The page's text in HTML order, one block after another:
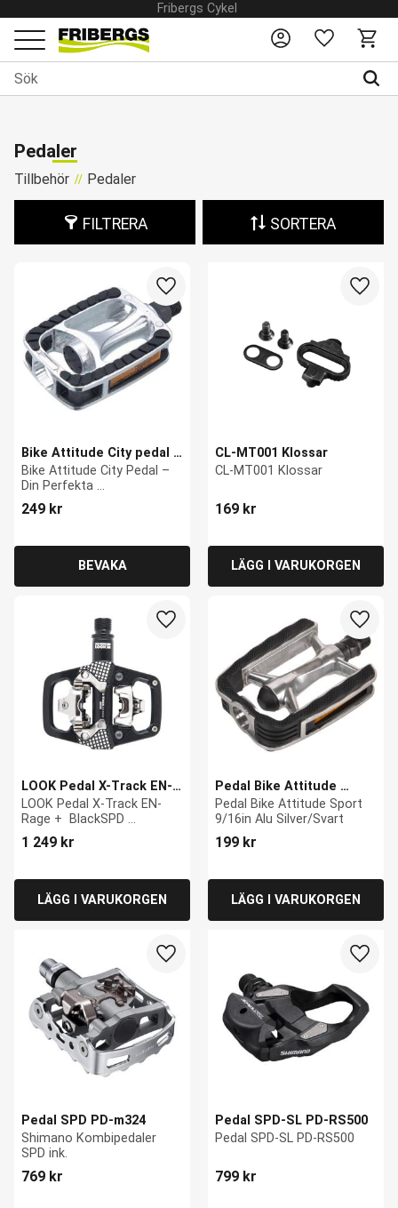
Meny
Fribergs Cykel
- Tvåhjulsmästarna -
Favoriter
Pedaler
Tillbehör Pedaler
FILTRERA SORTERA
Bike Attitude City pedal
alu body med TPR gummi
9/16
Bike Attitude City Pedal –
Din Perfekta
Stadskompanjon!
249 kr
Lägg till i favoriter
CL-MT001 Klossar
CL-MT001 Klossar
169 kr
Lägg
LOOK Pedal X-Track EN-
Rage +
LOOK Pedal X-Track EN-
Rage +  BlackSPD
compatible, Enduro, 470 g
1 249 kr
Lägg till i favoriter
Pedal Bike Attitude
Sport 9/16in Alu
Silver/Svart
Pedal Bike Attitude Sport
9/16in Alu Silver/Svart
199 kr
Lägg
Pedal SPD PD-m324
Shimano Kombipedaler
SPD ink.
769 kr
Lägg till i favoriter
Pedal SPD-SL PD-RS500
Pedal SPD-SL PD-RS500
799 kr
Lägg